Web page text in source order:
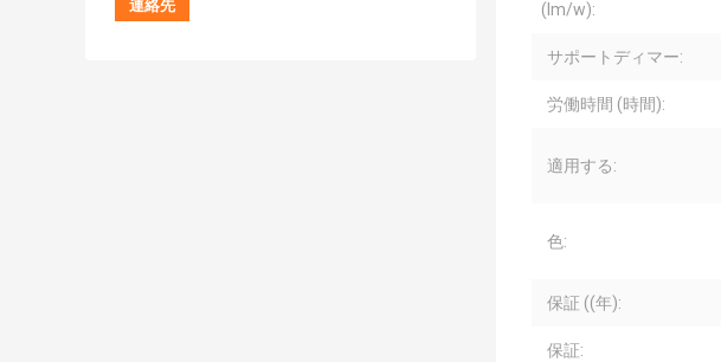
(lm/w):
サポートディマー:
労働時間 (時間):
適用する:
色:
保証 ((年):
保証: